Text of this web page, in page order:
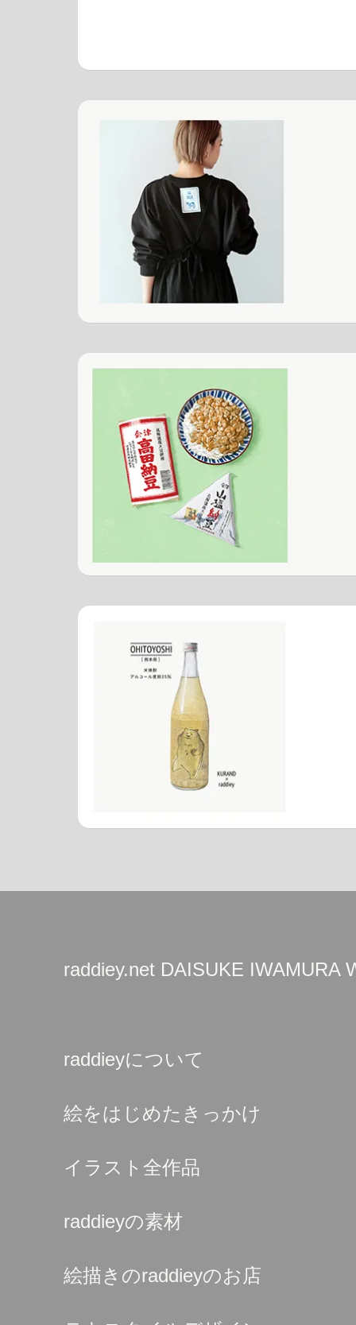
raddiey.net DAISUKE IWAMURA
raddieyについて
絵をはじめたきっかけ
イラスト全作品
raddieyの素材
絵描きのraddieyのお店